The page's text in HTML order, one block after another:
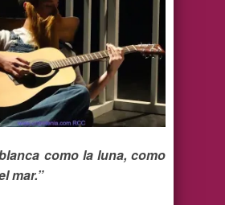
como la luna, como
mar.”